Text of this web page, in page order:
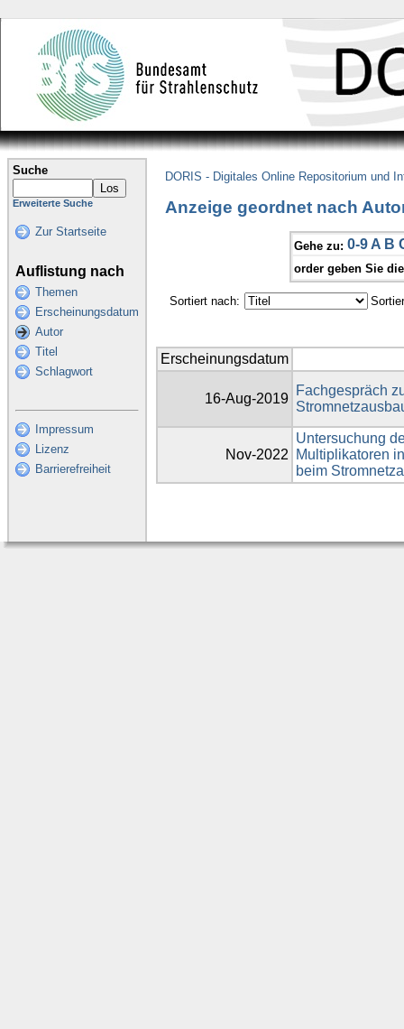
Suche
Erweiterte Suche
Zur Startseite
Auflistung nach
Themen
Erscheinungsdatum
Autor
Titel
Schlagwort
Impressum
Lizenz
Barrierefreiheit
DORIS - Digitales Online Repositorium und
Anzeige geordnet nach
Gehe zu: 0-9 A B
order geben Sie
Sortiert nach:
Erscheinungsdatum
16-Aug-2019
Fachgespräch
Nov-2022
Untersuchung
Multiplikatoren
beim